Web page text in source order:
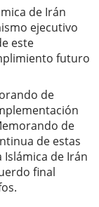
de Irán
ejecutivo
este
futuro
de
de
de estas
Islámica de Irán
final